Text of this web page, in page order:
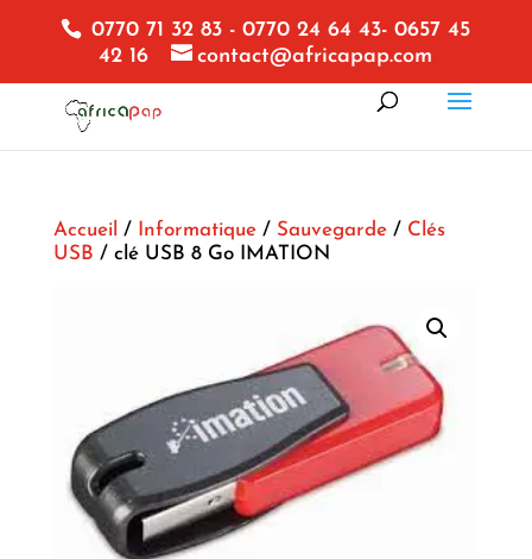
0770 71 32 83 - 0770 24 64 43- 0657 45
42 16
contact@africapap.com
Accueil / Informatique/ Sauvegarde/ Clés
USB / clé USB 8 Go IMATION